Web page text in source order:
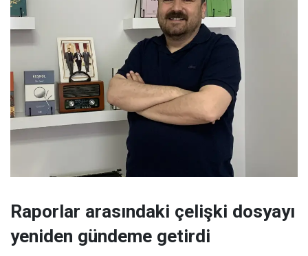
Raporlar arasındaki çelişki dosyayı
yeniden gündeme getirdi